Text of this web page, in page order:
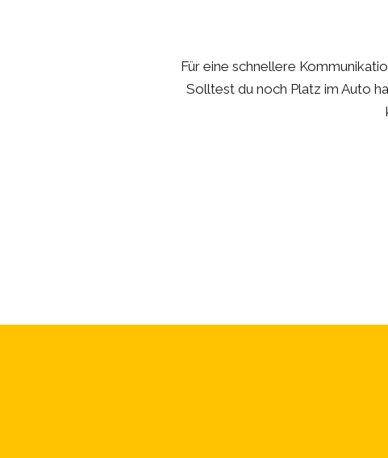
Für eine schnellere
Solltest du noch Platz im Auto